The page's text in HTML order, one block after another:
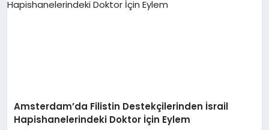
Amsterdam’da Filistin Destekçilerinden İsrail
Hapishanelerindeki Doktor İçin Eylem